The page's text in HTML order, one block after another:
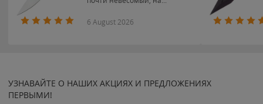
6 August 2026
УЗНАВАЙТЕ О НАШИХ АКЦИЯХ И ПРЕДЛОЖЕНИЯХ
ПЕРВЫМИ!